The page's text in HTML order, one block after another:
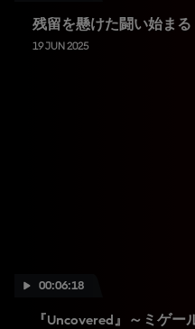
残留を懸けた闘い始まる
19 JUN 2025
00:06:18
『Uncovered』～ミゲ